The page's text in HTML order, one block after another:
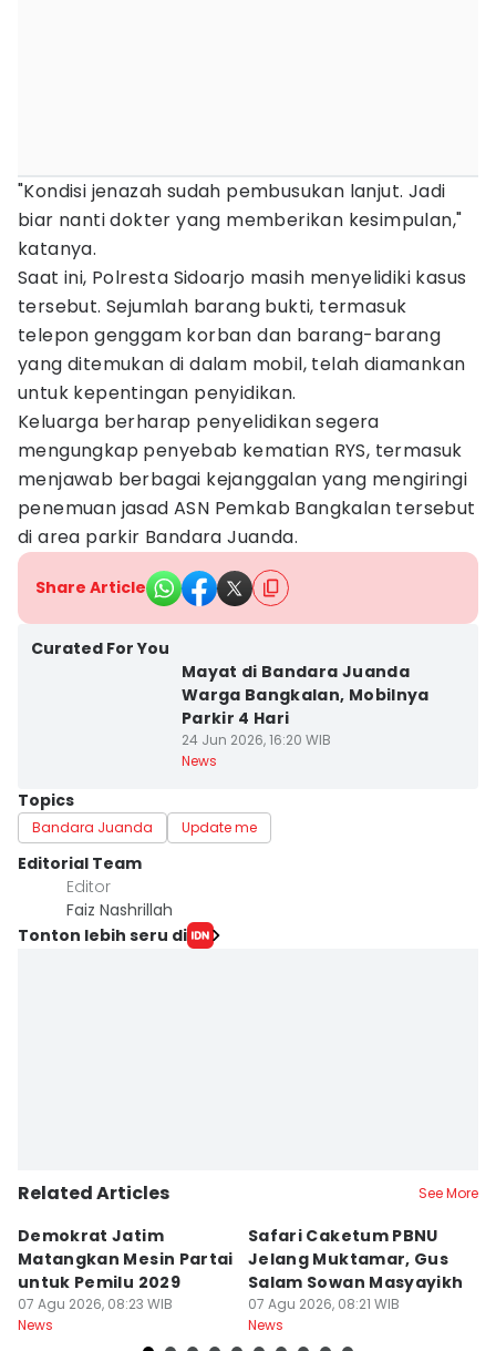
"Kondisi jenazah sudah pembusukan lanjut. Jadi
biar nanti dokter yang memberikan kesimpulan,"
katanya.
Saat ini, Polresta Sidoarjo masih menyelidiki kasus
tersebut. Sejumlah barang bukti, termasuk
telepon genggam korban dan barang-barang
yang ditemukan di dalam mobil, telah diamankan
untuk kepentingan penyidikan.
Keluarga berharap penyelidikan segera
mengungkap penyebab kematian RYS, termasuk
menjawab berbagai kejanggalan yang mengiringi
penemuan jasad ASN Pemkab Bangkalan tersebut
di area parkir Bandara Juanda.
Share Article
Curated For You
Mayat di Bandara Juanda
Warga Bangkalan, Mobilnya
Parkir 4 Hari
24 Jun 2026, 16:20 WIB
News
Topics
Bandara Juanda Update me
Editorial Team
Editor
Faiz Nashrillah
Tonton lebih seru di
Related Articles See More
Demokrat Jatim
Matangkan Mesin Partai
untuk Pemilu 2029
07 Agu 2026, 08:23 WIB
News
Safari Caketum PBNU
Jelang Muktamar, Gus
Salam Sowan Masyayikh
07 Agu 2026, 08:21 WIB
News